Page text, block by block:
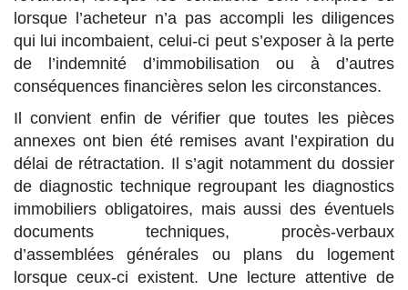
lorsque l’acheteur n’a pas accompli les diligences
qui lui incombaient, celui-ci peut s’exposer à la perte
de l’indemnité d’immobilisation ou à d’autres
conséquences financières selon les circonstances.
Il convient enfin de vérifier que toutes les pièces
annexes ont bien été remises avant l’expiration du
délai de rétractation. Il s’agit notamment du dossier
de diagnostic technique regroupant les diagnostics
immobiliers obligatoires, mais aussi des éventuels
documents techniques, procès-verbaux
d’assemblées générales ou plans du logement
lorsque ceux-ci existent. Une lecture attentive de